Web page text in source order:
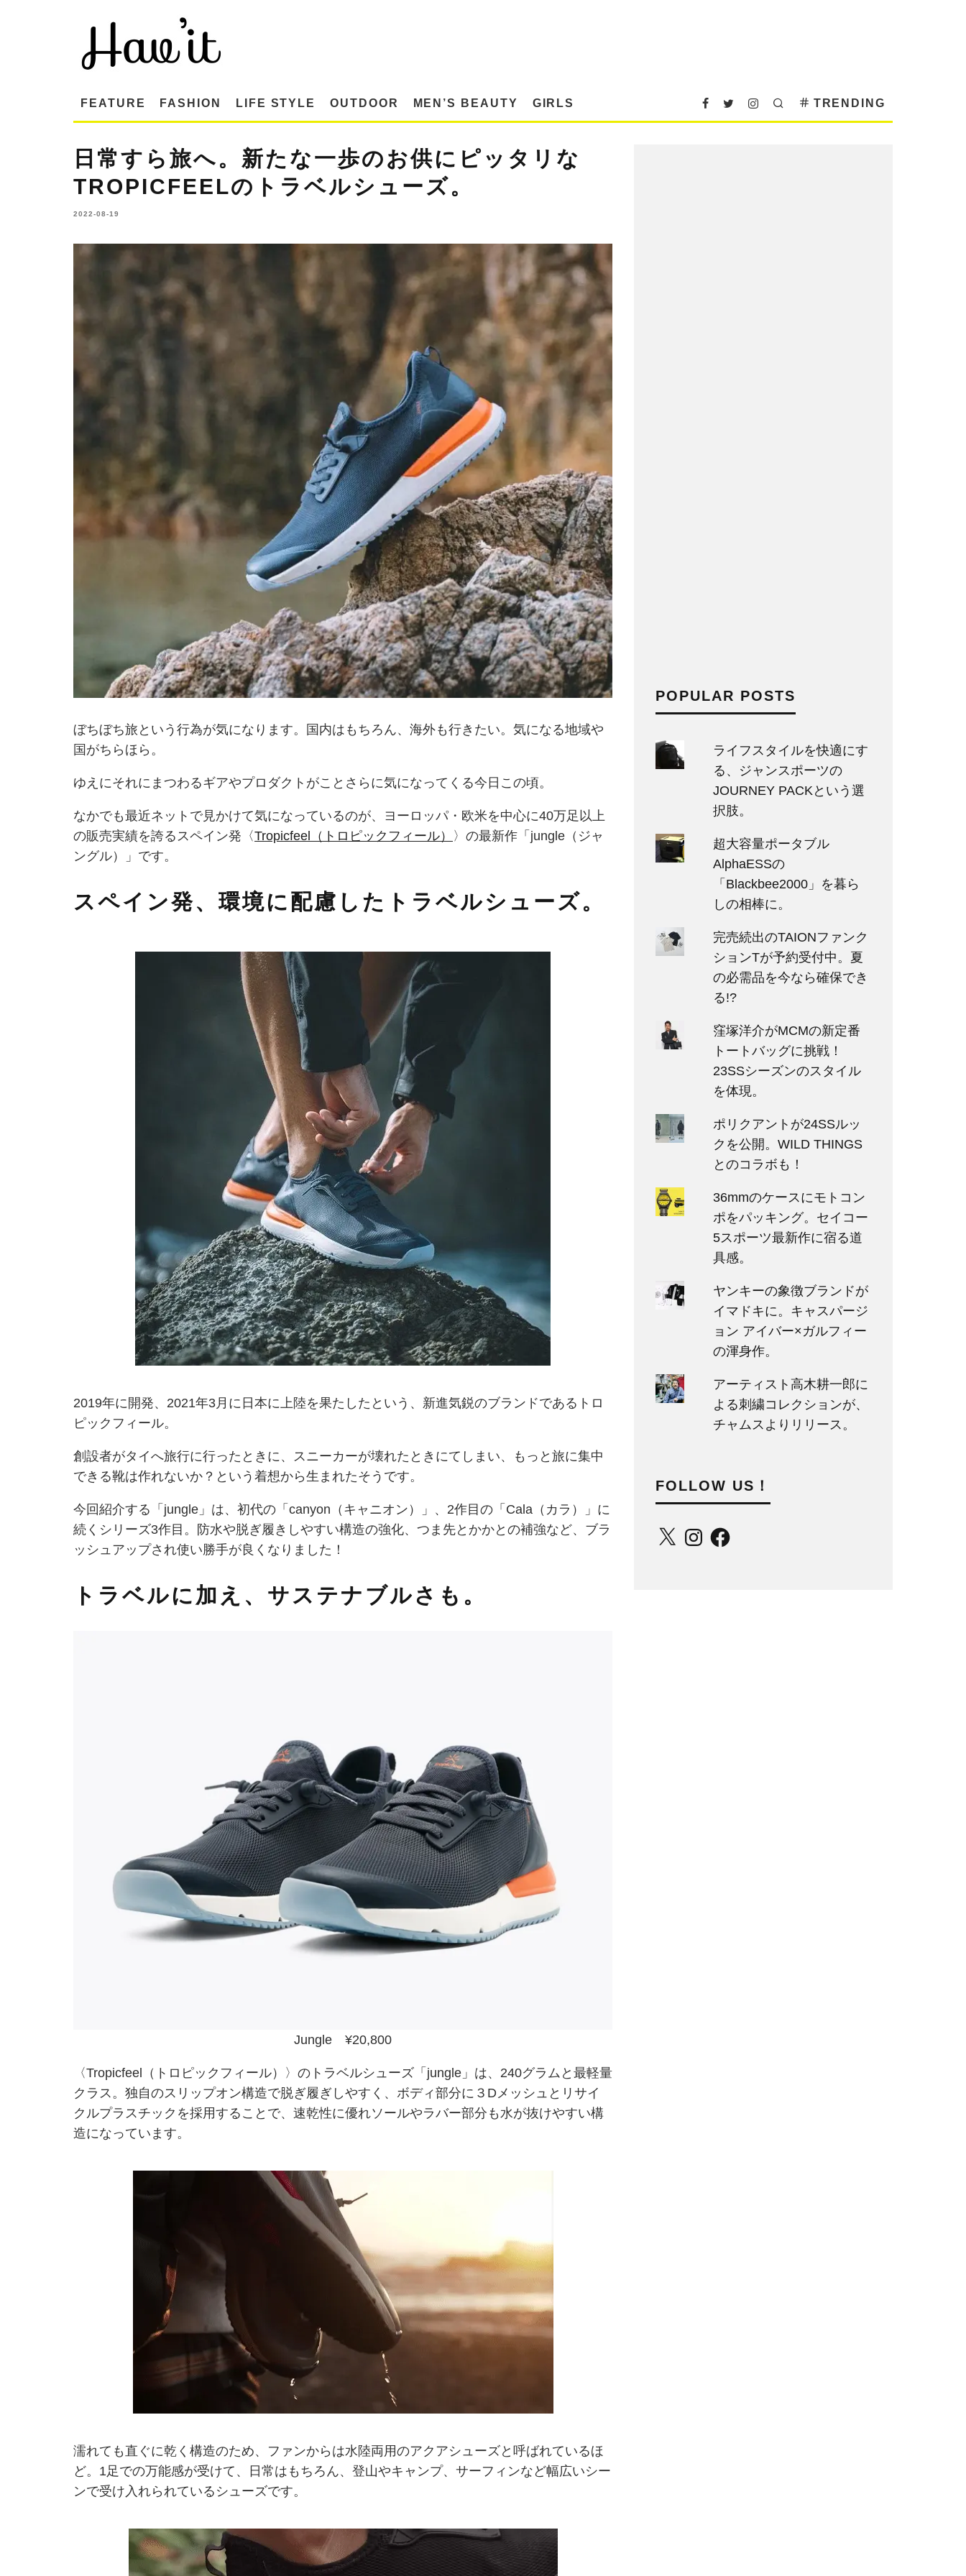
FEATURE FASHION LIFE STYLE OUTDOOR MEN’S BEAUTY GIRLS TRENDING
日常すら旅へ。新たな一歩のお供にピッタリな
TROPICFEELのトラベルシューズ。
2022-08-19
ぼちぼち旅という行為が気になります。国内はもちろん、海外も行きたい。気になる地域や
国がちらほら。
ゆえにそれにまつわるギアやプロダクトがことさらに気になってくる今日この頃。
なかでも最近ネットで見かけて気になっているのが、ヨーロッパ・欧米を中心に40万足以上
の販売実績を誇るスペイン発〈Tropicfeel（トロピックフィール） 〉の最新作「jungle（ジャ
ングル）」です。
スペイン発、環境に配慮したトラベルシューズ。
2019年に開発、2021年3月に日本に上陸を果たしたという、新進気鋭のブランドであるトロ
ピックフィール。
創設者がタイへ旅行に行ったときに、スニーカーが壊れたときにてしまい、もっと旅に集中
できる靴は作れないか？という着想から生まれたそうです。
今回紹介する「jungle」は、初代の「canyon（キャニオン）」、2作目の「Cala（カラ）」に
続くシリーズ3作目。防水や脱ぎ履きしやすい構造の強化、つま先とかかとの補強など、ブラ
ッシュアップされ使い勝手が良くなりました！
トラベルに加え、サステナブルさも。
Jungle ¥20,800
〈Tropicfeel（トロピックフィール）〉のトラベルシューズ「jungle」は、240グラムと最軽量
クラス。独自のスリップオン構造で脱ぎ履ぎしやすく、ボディ部分に３Dメッシュとリサイ
クルプラスチックを採用することで、速乾性に優れソールやラバー部分も水が抜けやすい構
造になっています。
濡れても直ぐに乾く構造のため、ファンからは水陸両用のアクアシューズと呼ばれているほ
ど。1足での万能感が受けて、日常はもちろん、登山やキャンプ、サーフィンなど幅広いシー
ンで受け入れられているシューズです。
POPULAR POSTS
ライフスタイルを快適にす
る、ジャンスポーツの
JOURNEY PACKという選
択肢。
超大容量ポータブル
AlphaESSの
「Blackbee2000」を暮ら
しの相棒に。
完売続出のTAIONファンク
ションTが予約受付中。夏
の必需品を今なら確保でき
る!?
窪塚洋介がMCMの新定番
トートバッグに挑戦！
23SSシーズンのスタイル
を体現。
ポリクアントが24SSルッ
クを公開。WILD THINGS
とのコラボも！
36mmのケースにモトコン
ポをパッキング。セイコー
5スポーツ最新作に宿る道
具感。
ヤンキーの象徴ブランドが
イマドキに。キャスパージ
ョン アイバー×ガルフィー
の渾身作。
アーティスト高木耕一郎に
よる刺繍コレクションが、
チャムスよりリリース。
FOLLOW US！
X InstagramFacebook